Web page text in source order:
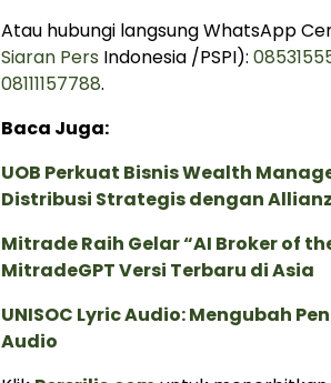
Atau hubungi langsung WhatsApp
Siaran Pers Indonesia /PSPI):
08111157788.
Baca Juga:
UOB Perkuat Bisnis Wealth
Distribusi Strategis dengan
Mitrade Raih Gelar “AI Broker of
MitradeGPT Versi Terbaru di Asia
UNISOC Lyric Audio: Mengubah
Audio